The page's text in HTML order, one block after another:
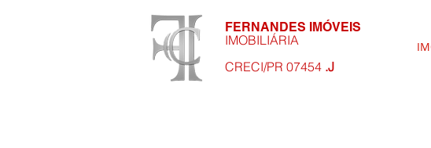
FERNANDES IMÓVEIS
IMOBILIÁRIA
CRECI/PR 07454 .J